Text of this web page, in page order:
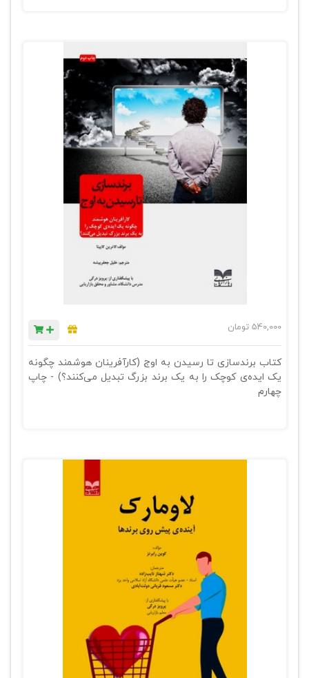
540,000 تومان
کتاب برندسازی تا رسیدن به اوج (کارآفرینان هوشمند چگونه
یک ایده‎‌ی کوچک را به یک برند بزرگ تبدیل می‌کنند؟) - چاپ
چهارم